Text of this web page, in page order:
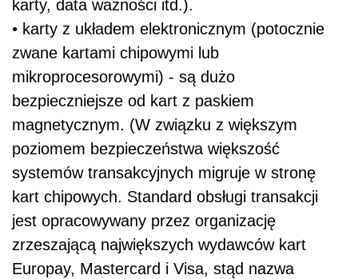
karty, data ważności itd.).
• karty z układem elektronicznym (potocznie
zwane kartami chipowymi lub
mikroprocesorowymi) - są dużo
bezpieczniejsze od kart z paskiem
magnetycznym. (W związku z większym
poziomem bezpieczeństwa większość
systemów transakcyjnych migruje w stronę
kart chipowych. Standard obsługi transakcji
jest opracowywany przez organizację
zrzeszającą największych wydawców kart
Europay, Mastercard i Visa, stąd nazwa